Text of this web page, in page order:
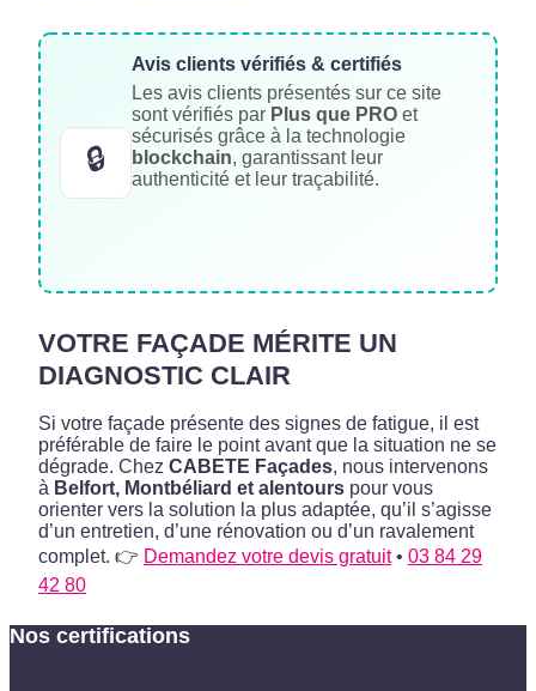
🔒
Avis clients vérifiés & certifiés
Les avis clients présentés sur ce site
sont vérifiés par Plus que PRO et
sécurisés grâce à la technologie
blockchain, garantissant leur
authenticité et leur traçabilité.
VOTRE FAÇADE MÉRITE UN
DIAGNOSTIC CLAIR
Si votre façade présente des signes de fatigue, il est
préférable de faire le point avant que la situation ne se
dégrade. Chez CABETE Façades, nous intervenons
à Belfort, Montbéliard et alentours pour vous
orienter vers la solution la plus adaptée, qu’il s’agisse
d’un entretien, d’une rénovation ou d’un ravalement
complet. 👉 Demandez votre devis gratuit• 03 84 29
42 80
Nos certifications